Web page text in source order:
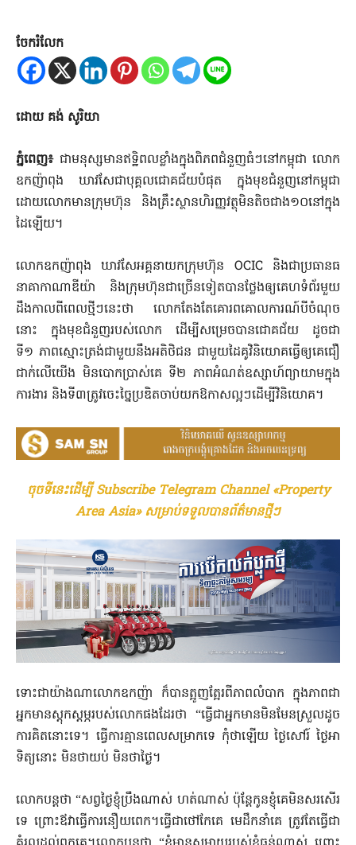
ចែករំលែក
ដោយ គង់ សូរិយា
ភ្នំពេញ៖ ជា​មនុស្ស​មាន​ឥ​ទ្ឋិ​ពល​ខ្លាំង​ក្នុង​ពិភព​ជំនួញធំៗនៅ​កម្ពុជា លោក​
ឧកញ៉ា​ពុង ឃាវ​សែ​ជា​បុគ្គល​ជោគជ័យ​បំផុត ក្នុង​មុខ​ជំនួញ​នៅ​កម្ពុជា
ដោយ​លោក​មាន​ក្រុមហ៊ុន និង​គ្រឹះស្ថាន​ហិរញ្ញវត្ថុ​មិនតិចជាង១០នៅក្នុង​
ដៃ​ឡើយ។
លោក​ឧកញ៉ា​ពុង ឃាវ​សែ​អគ្គនាយក​ក្រុមហ៊ុន OCIC និង​ជា​ប្រធាន​ធ
នាគា​កាណាឌីយ៉ា និង​ក្រុមហ៊ុន​ជាច្រើន​ទៀត​បាន​ថ្លែង​ឲ្យ​គេហទំព័រ​មួយ
ដឹង​កាលពីពេលថ្មីៗនេះ​ថា លោក​តែងតែ​គោរព​គោលការណ៍​បី​ចំណុច​
នោះ ក្នុង​មុខ​ជំនួញ​របស់លោក ដើម្បី​សម្រេចបាន​ជោគជ័យ ដូចជា
ទី១ ភាពស្មោះត្រង់​ជាមួយនឹង​អតិថិជន ជាមួយ​ដៃគូ​វិនិយោគ​ធ្វើ​ឲ្យ​គេ​ជឿ
ជាក់​លើ​យើង មិន​បោកប្រាស់​គេ ទី២ ភាព​អំណត់​ឧស្សាហ៍​ព្យាយាម​ក្នុង​
ការងារ និង​ទី៣ត្រូវ​ចេះ​ច្នៃប្រឌិត​ចាប់យកឱកាសល្អៗដើម្បី​វិនិយោគ។
ចុចទីនេះដើម្បី Subscribe Telegram Channel «Property
Area Asia» សម្រាប់ទទួលបានព័ត៌មានថ្មីៗ
ទោះជា​យ៉ាងណា​លោក​ឧកញ៉ា ក៏បាន​ត្អូញត្អែរ​ពី​ភាពលំបាក ក្នុង​ភាពជា​
អ្នកមាន​ស្តុកស្តម្ភ​របស់លោក​ផងដែរ​ថា “ធ្វើជា​អ្នកមាន​មិនមែន​ស្រួល​ដូច​
ការគិត​នោះទេ។ ធ្វើការ​គ្មាន​ពេល​សម្រាក​ទេ កុំថាឡើយ ថ្ងៃ​សៅរ៍ ថ្ងៃអា
ទិត្យ​នោះ មិន​ថា​យប់ មិន​ថា​ថ្ងៃ។
លោក​បន្តថា “សព្វថ្ងៃ​ខ្ញុំ​ប្រឹង​ណាស់ ហត់​ណាស់ ប៉ុន្តែ​កូន​ខ្ញុំគេ​មិន​សរសើរ​
ទេ ព្រោះ​ឪ​វា​ធ្វើការ​នឿយ​ពេក។ធ្វើជា​ថៅកែ​គេ មេដឹកនាំ​គេ ត្រូវតែ​ធ្វើជា​